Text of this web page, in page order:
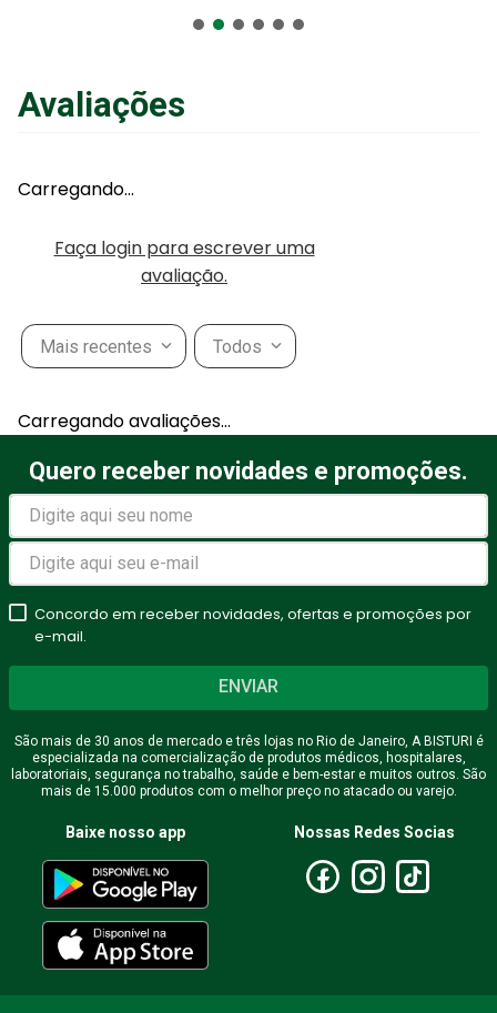
Avaliações
Carregando…
Faça login para escrever uma
avaliação.
Mais recentes Todos
Carregando avaliações…
Quero receber novidades e promoções.
Concordo em receber novidades, ofertas e promoções por
e-mail.
ENVIAR
São mais de 30 anos de mercado e três lojas no Rio de Janeiro, A BISTURI é
especializada na comercialização de produtos médicos, hospitalares,
laboratoriais, segurança no trabalho, saúde e bem-estar e muitos outros. São
mais de 15.000 produtos com o melhor preço no atacado ou varejo.
Baixe nosso app Nossas Redes Socias